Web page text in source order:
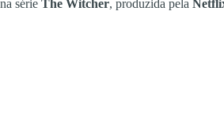
na série The Witcher, produzida pela